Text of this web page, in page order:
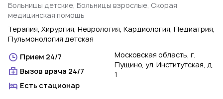
Больницы детские, Больницы взрослые, Скорая
медицинская помощь
Терапия, Хирургия, Неврология, Кардиология, Педиатрия,
Пульмонология детская
Прием 24/7
Вызов врача 24/7
Есть стационар
Московская область, г.
Пущино, ул. Институтская, д.
1